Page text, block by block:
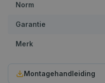
Norm
Garantie
Merk
Montagehandleiding